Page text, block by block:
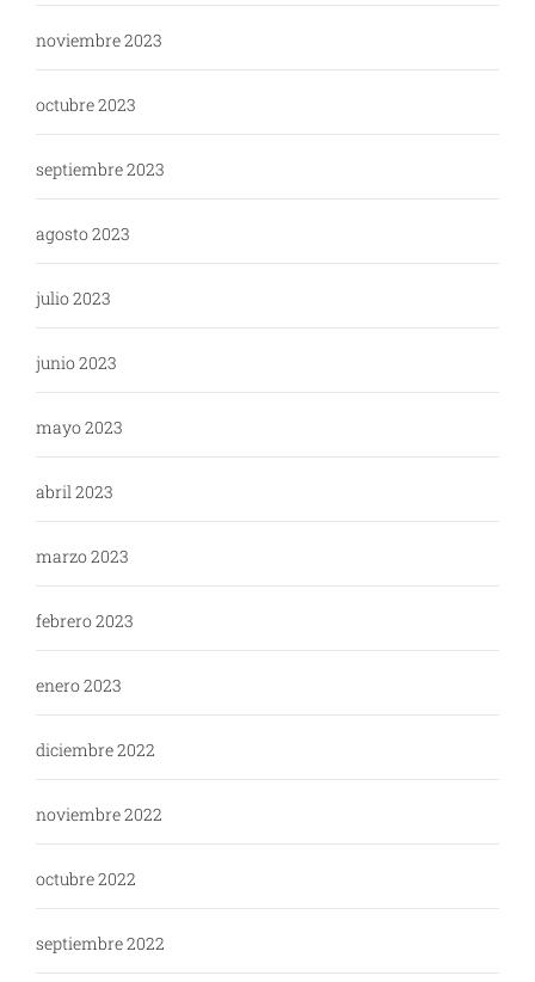
noviembre 2023
octubre 2023
septiembre 2023
agosto 2023
julio 2023
junio 2023
mayo 2023
abril 2023
marzo 2023
febrero 2023
enero 2023
diciembre 2022
noviembre 2022
octubre 2022
septiembre 2022